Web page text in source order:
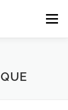
Menu
NOUS ?